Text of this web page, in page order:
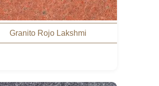
Granito Rojo Lakshmi